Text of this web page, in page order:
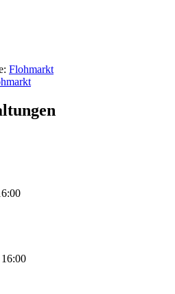
Flohmarkt
16:00